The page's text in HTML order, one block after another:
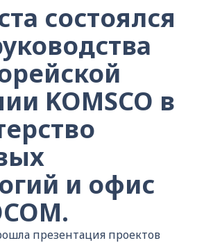
состоялся
KOMSCO в
и офис
презентация проектов